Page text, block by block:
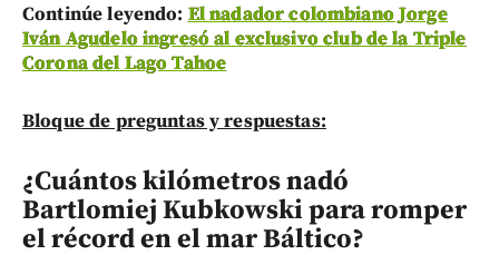
Continúe leyendo: El nadador colombiano Jorge
Iván Agudelo ingresó al exclusivo club de la Triple
Corona del Lago Tahoe
Bloque de preguntas y respuestas:
¿Cuántos kilómetros nadó
Bartlomiej Kubkowski para romper
el récord en el mar Báltico?